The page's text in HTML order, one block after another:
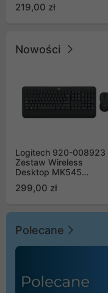
219,00 zł
Nowości
Logitech 920-008923
Zestaw Wireless
Desktop MK545
299,00 zł
Polecane